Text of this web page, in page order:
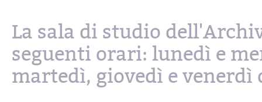
La sala di studio
seguenti orari: lunedì e
martedì, giovedì e venerdì